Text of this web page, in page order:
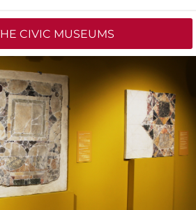
CIVIC MUSEUMS